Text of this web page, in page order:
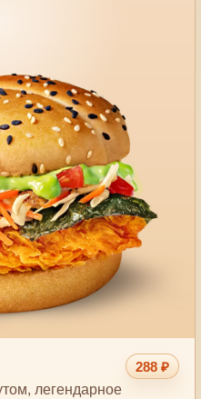
288 ₽
легендарное